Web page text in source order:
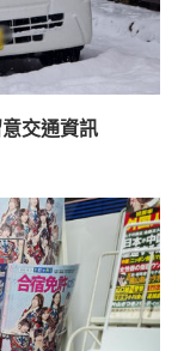
交通資訊